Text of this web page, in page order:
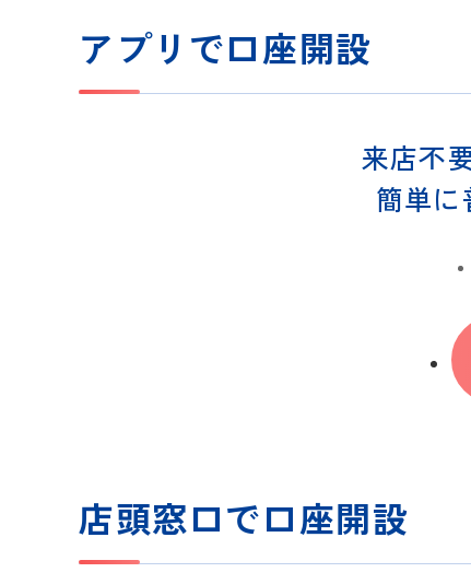
アプリで口座開設
来店不
簡単
店頭窓口で口座開設